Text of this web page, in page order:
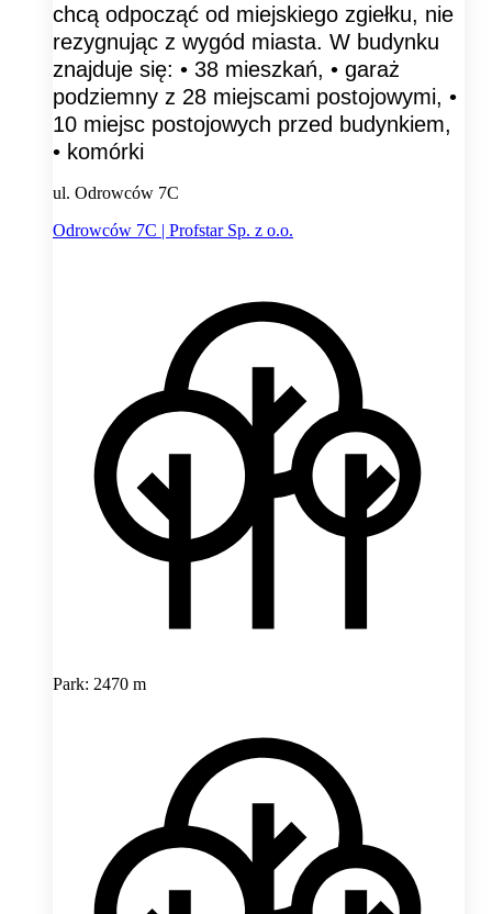
chcą odpocząć od miejskiego zgiełku, nie
rezygnując z wygód miasta. W budynku
znajduje się: • 38 mieszkań, • garaż
podziemny z 28 miejscami postojowymi, •
10 miejsc postojowych przed budynkiem,
• komórki
ul. Odrowców 7C
Odrowców 7C | Profstar Sp. z o.o.
Park: 2470 m